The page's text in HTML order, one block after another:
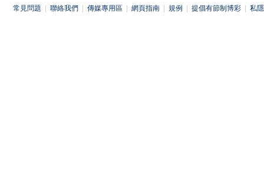
常見問題 聯絡我們 傳媒專用區 網頁指南 規例 提倡有節制博彩 私